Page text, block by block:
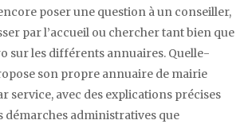
poser une question à un conseiller,
par l’accueil ou chercher tant bien que
sur les différents annuaires. Quelle-
son propre annuaire de mairie
service, avec des explications précises
démarches administratives que